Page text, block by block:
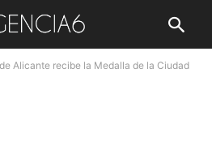
Alicante recibe la Medalla de la Ciudad